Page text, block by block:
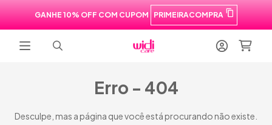
GANHE 10% OFF COM CUPOM PRIMEIRACOMPRA
Erro - 404
Desculpe, mas a página que você está procurando não existe.